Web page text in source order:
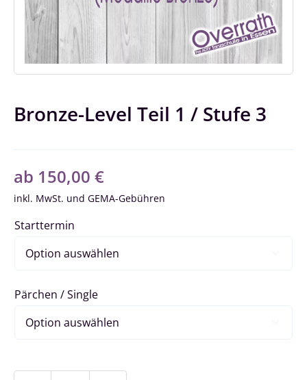
Bronze-Level Teil 1 / Stufe 3
ab 150,00 €
inkl. MwSt.
Starttermin
Pärchen / Single